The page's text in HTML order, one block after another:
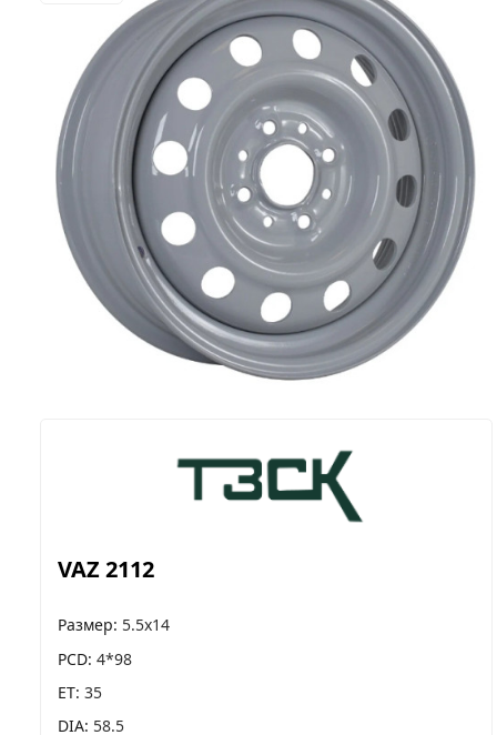
VAZ 2112
Размер 5.5x14
PCD 4*98
ET 35
DIA 58.5